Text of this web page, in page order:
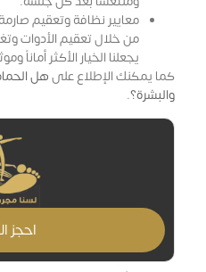
معايير نظافة وتعقيم
من خلال تعقيم الأدوات
يجعلنا الخيار الأكثر
كما يمكنك الإطلاع علىهل
والبشرة؟.
احجز